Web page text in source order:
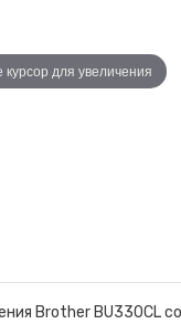
курсор для увеличения
Brother